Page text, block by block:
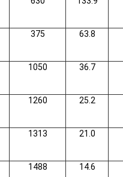
375 63.8
1050 36.7
1260 25.2
1313 21.0
1488 14.6